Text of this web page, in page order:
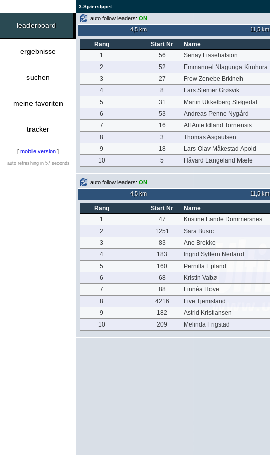
3-Sjøersløpet
leaderboard
ergebnisse
suchen
meine favoriten
tracker
[ mobile version ]
auto refreshing in 57 seconds
auto follow leaders: ON
4,5 km
11,5 km
Rang Start Nr Name
1
56 Senay Fissehatsion
2
52 Emmanuel Ntagunga Kiruhura
3
27 Frew Zenebe Brkineh
4
8 Lars Stømer Grøsvik
5
31 Martin Ukkelberg Sløgedal
6
53 Andreas Penne Nygård
7
16 Alf Ante Idland Tornensis
8
3 Thomas Asgautsen
9
18 Lars-Olav Måkestad Apold
10
5 Håvard Langeland Mæle
auto follow leaders: ON
4,5 km
11,5 km
Rang Start Nr Name
1
47 Kristine Lande Dommersnes
2
1251 Sara Busic
3
83 Ane Brekke
4
183 Ingrid Syltern Nerland
5
160 Pernilla Epland
6
68 Kristin Vabø
7
88 Linnéa Hove
8
4216 Live Tjemsland
9
182 Astrid Kristiansen
10
209 Melinda Frigstad